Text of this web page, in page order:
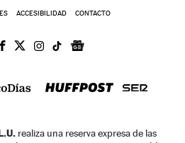
ACCESIBILIDAD CONTACTO
realiza una reserva expresa de las